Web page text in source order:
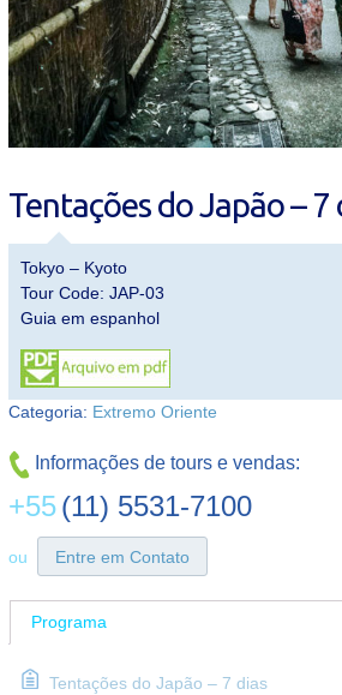
Tentações do Japão – 7
Tokyo – Kyoto
Tour Code: JAP-03
Guia em espanhol
Categoria: Extremo Oriente
Informações de tours e vendas:
+55(11) 5531-7100
ou Entre em Contato
Programa
Tentações do Japão – 7 dias